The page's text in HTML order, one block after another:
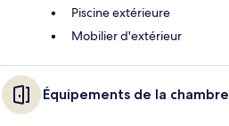
Piscine extérieure
Mobilier d'extérieur
Équipements de la chambre